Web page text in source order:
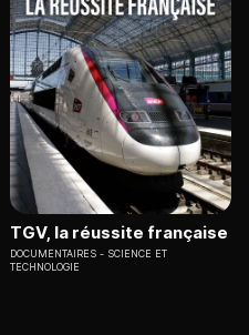
TGV, la réussite française
DOCUMENTAIRES
SCIENCE ET
TECHNOLOGIE